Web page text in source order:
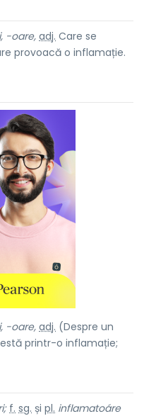
-oare, adj. Care se
provoacă o inflamație.
-oare, adj. (Despre un
printr-o inflamație;
f. sg. și pl. inflamatoáre